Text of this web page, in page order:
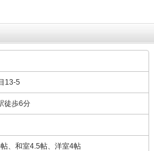
13-5
徒歩6分
、和室4.5帖、洋室4帖